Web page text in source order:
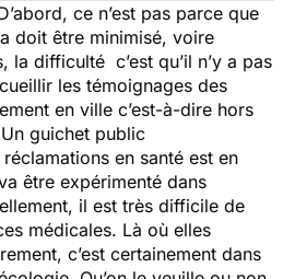
ce n’est pas parce que
doit être minimisé, voire
la difficulté c’est qu’il n’y a pas
les témoignages des
en ville c’est-à-dire hors
guichet public
en santé est en
être expérimenté dans
il est très difficile de
médicales. Là où elles
c’est certainement dans